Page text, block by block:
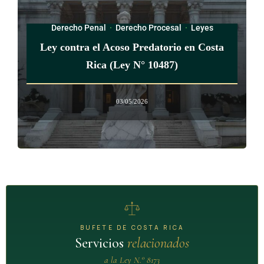
Derecho Penal · Derecho Procesal · Leyes
Ley contra el Acoso Predatorio en Costa
Rica (Ley N° 10487)
03/05/2026
BUFETE DE COSTA RICA
Servicios relacionados
a la Ley N.° 8173